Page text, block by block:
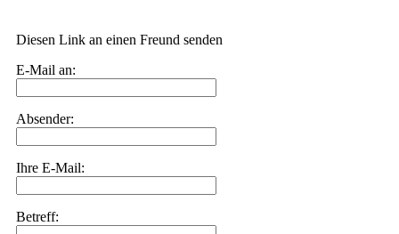
Diesen Link an einen Freund senden
E-Mail an:
Absender:
Ihre E-Mail:
Betreff: